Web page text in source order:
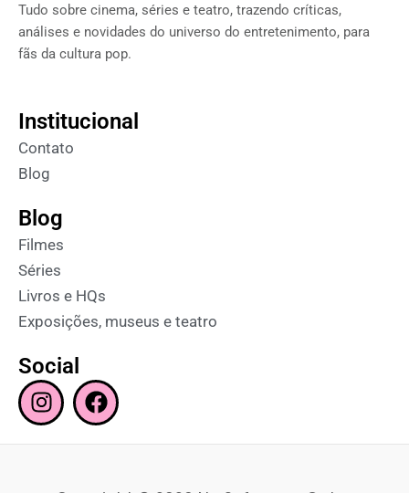
Tudo sobre cinema, séries e teatro, trazendo críticas,
análises e novidades do universo do entretenimento, para
fãs da cultura pop.
Institucional
Contato
Blog
Blog
Filmes
Séries
Livros e HQs
Exposições, museus e teatro
Social
I
n
s
F
a
c